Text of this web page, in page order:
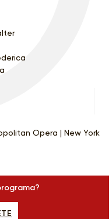
Opera | New York